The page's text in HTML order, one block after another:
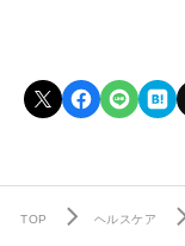
TOP ヘルスケア